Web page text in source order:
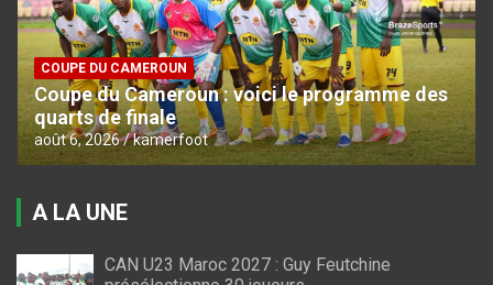
COUPE DU CAMEROUN
Coupe du Cameroun : voici le programme des
quarts de finale
août 6, 2026 kamerfoot
A LA UNE
CAN U23 Maroc 2027 : Guy Feutchine